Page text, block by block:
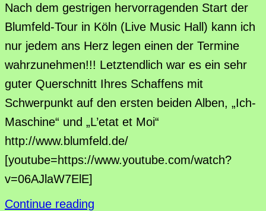
Nach dem gestrigen hervorragenden Start der
Blumfeld-Tour in Köln (Live Music Hall) kann ich
nur jedem ans Herz legen einen der Termine
wahrzunehmen!!! Letztendlich war es ein sehr
guter Querschnitt Ihres Schaffens mit
Schwerpunkt auf den ersten beiden Alben, „Ich-
Maschine“ und „L’etat et Moi“
http://www.blumfeld.de/
[youtube=https://www.youtube.com/watch?
v=06AJlaW7ElE]
Continue reading